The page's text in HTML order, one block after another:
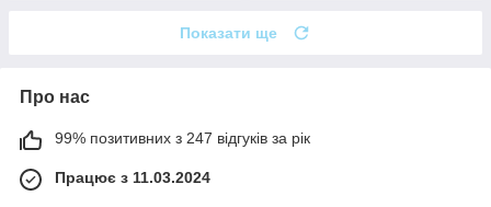
Показати ще
Про нас
99% позитивних з 247 відгуків за рік
Працює з 11.03.2024